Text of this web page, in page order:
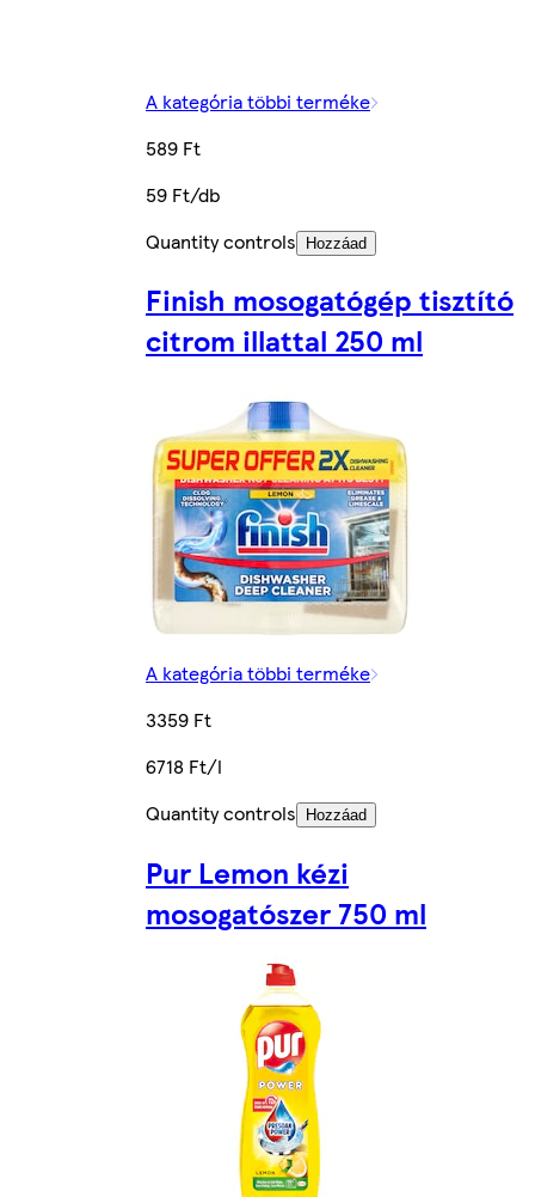
A kategória többi terméke
589 Ft
59 Ft/db
Quantity controls
Hozzáad
Finish mosogatógép tisztító
citrom illattal 250 ml
A kategória többi terméke
3359 Ft
6718 Ft/l
Quantity controls
Hozzáad
Pur Lemon kézi
mosogatószer 750 ml